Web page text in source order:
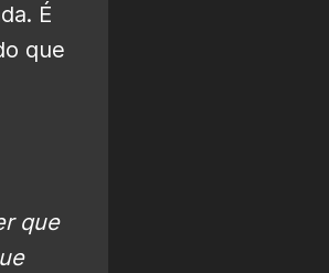
É
que
que